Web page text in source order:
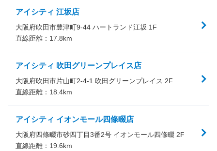
アイシティ 江坂店
大阪府吹田市豊津町9-44 ハートランド江坂 1F
直線距離： 17.8km
アイシティ 吹田グリーンプレイス店
大阪府吹田市片山町2-4-1 吹田グリーンプレイス 2F
直線距離： 18.4km
アイシティ イオンモール四條畷店
大阪府四條畷市砂四丁目3番2号 イオンモール四條畷 2F
直線距離： 19.6km